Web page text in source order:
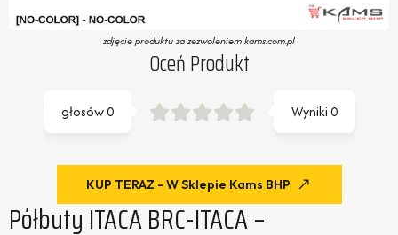
zdjęcie produktu za zezwoleniem kams.com.pl
Oceń Produkt
Wyniki0
głosów0
KUP TERAZ - W Sklepie Kams BHP
Półbuty ITACA BRC-ITACA –